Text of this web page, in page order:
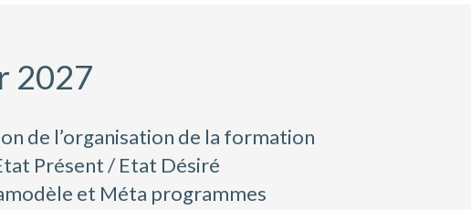
2027
de l’organisation de la formation
Présent / Etat Désiré
et Méta programmes